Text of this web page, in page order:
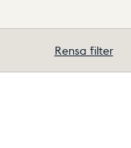
Rensa filter